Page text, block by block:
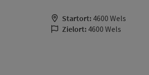
Startort: 4600 Wels
Zielort: 4600 Wels